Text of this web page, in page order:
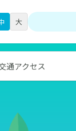
大
検
通アクセス